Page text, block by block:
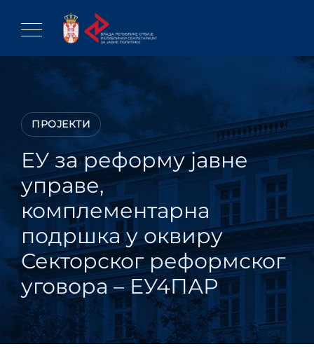
content
ПРОЈЕКТИ
ЕУ за реформу јавне
управе,
комплементарна
подршка у оквиру
Секторског реформског
уговора – ЕУ4ПАР